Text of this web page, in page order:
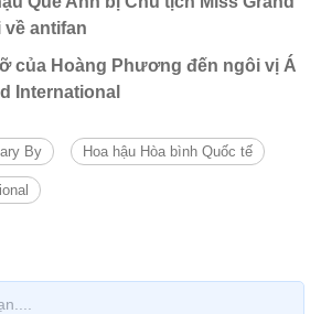
về antifan
của Hoàng Phương đến ngôi vị Á
International
By Hoa hậu Hòa bình Quốc tế